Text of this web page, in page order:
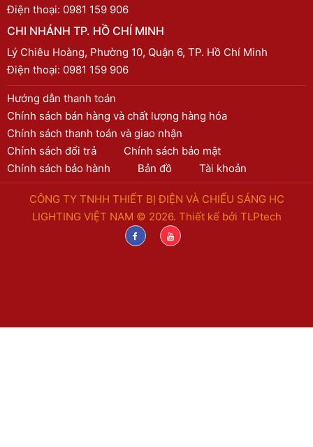
Điện thoại: 0981 159 906
CHI NHÁNH TP. HỒ CHÍ MINH
Lý Chiêu Hoàng, Phường 10, Quận 6, TP. Hồ Chí Minh
Điện thoại: 0981 159 906
Hướng dẫn thanh toán
Chính sách bán hàng và chất lượng hàng hóa
Chính sách thanh toán và giao nhận
Chính sách đổi trả
Chính sách bảo mật
Chính sách bảo hành
Bản đồ Tài khoản
CÔNG TY TNHH THIẾT BỊ ĐIỆN VÀ CHIẾU SÁNG HC
LIGHTING VIỆT NAM © 2026. Thiết kế bởi TLPtech